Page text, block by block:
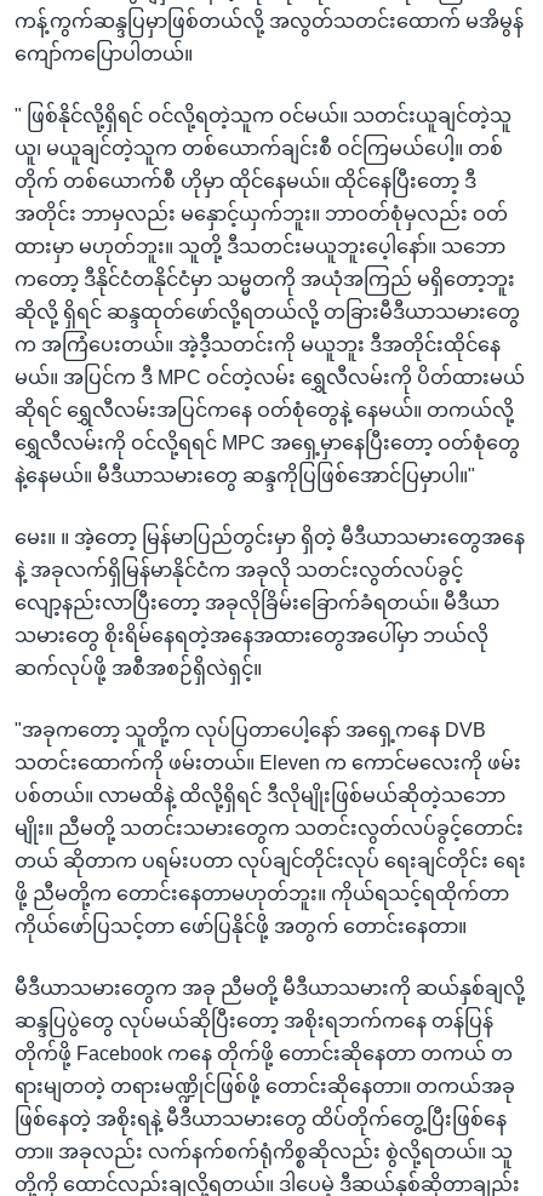
ကန့်ကွက်ဆန္ဒပြမှာဖြစ်တယ်လို့ အလွတ်သတင်းထောက် မအိမွန်
ကျော်ကပြောပါတယ်။
" ဖြစ်နိုင်လို့ရှိရင် ဝင်လို့ရတဲ့သူက ဝင်မယ်။ သတင်းယူချင်တဲ့သူ
ယူ၊ မယူချင်တဲ့သူက တစ်ယောက်ချင်းစီ ဝင်ကြမယ်ပေါ့။ တစ်
တိုက် တစ်ယောက်စီ ဟိုမှာ ထိုင်နေမယ်။ ထိုင်နေပြီးတော့ ဒီ
အတိုင်း ဘာမှလည်း မနှောင့်ယှက်ဘူး။ ဘာဝတ်စုံမှလည်း ဝတ်
ထားမှာ မဟုတ်ဘူး။ သူတို့ ဒီသတင်းမယူဘူးပေ့ါနော်။ သဘော
ကတော့ ဒီနိုင်ငံတနိုင်ငံမှာ သမ္မတကို အယုံအကြည် မရှိတော့ဘူး
ဆိုလို့ ရှိရင် ဆန္ဒထုတ်ဖော်လို့ရတယ်လို့ တခြားမီဒီယာသမားတွေ
က အကြံပေးတယ်။ အဲ့ဒီ့သတင်းကို မယူဘူး ဒီအတိုင်းထိုင်နေ
မယ်။ အပြင်က ဒီ MPC ဝင်တဲ့လမ်း ရွှေလီလမ်းကို ပိတ်ထားမယ်
ဆိုရင် ရွှေလီလမ်းအပြင်ကနေ ဝတ်စုံတွေနဲ့ နေမယ်။ တကယ်လို့
ရွှေလီလမ်းကို ဝင်လို့ရရင် MPC အရှေ့မှာနေပြီးတော့ ဝတ်စုံတွေ
နဲ့နေမယ်။ မီဒီယာသမားတွေ ဆန္ဒကိုပြဖြစ်အောင်ပြမှာပါ။"
မေး။ ။ အဲ့တော့ မြန်မာပြည်တွင်းမှာ ရှိတဲ့ မီဒီယာသမားတွေအနေ
နဲ့ အခုလက်ရှိမြန်မာနိုင်ငံက အခုလို သတင်းလွတ်လပ်ခွင့်
လျော့နည်းလာပြီးတော့ အခုလိုခြိမ်းခြောက်ခံရတယ်။ မီဒီယာ
သမားတွေ စိုးရိမ်နေရတဲ့အနေအထားတွေအပေါ်မှာ ဘယ်လို
ဆက်လုပ်ဖို့ အစီအစဉ်ရှိလဲရှင့်။
"အခုကတော့ သူတို့က လုပ်ပြတာပေါ့နော် အရှေ့ကနေ DVB
သတင်းထောက်ကို ဖမ်းတယ်။ Eleven က ကောင်မလေးကို ဖမ်း
ပစ်တယ်။ လာမထိနဲ့ ထိလို့ရှိရင် ဒီလိုမျိုးဖြစ်မယ်ဆိုတဲ့သဘော
မျိုး။ ညီမတို့ သတင်းသမားတွေက သတင်းလွတ်လပ်ခွင့်တောင်း
တယ် ဆိုတာက ပရမ်းပတာ လုပ်ချင်တိုင်းလုပ် ရေးချင်တိုင်း ရေး
ဖို့ ညီမတို့က တောင်းနေတာမဟုတ်ဘူး။ ကိုယ်ရသင့်ရထိုက်တာ
ကိုယ်ဖော်ပြသင့်တာ ဖော်ပြနိုင်ဖို့ အတွက် တောင်းနေတာ။
မီဒီယာသမားတွေက အခု ညီမတို့ မီဒီယာသမားကို ဆယ်နှစ်ချလို့
ဆန္ဒပြပွဲတွေ လုပ်မယ်ဆိုပြီးတော့ အစိုးရဘက်ကနေ တန်ပြန်
တိုက်ဖို့ Facebook ကနေ တိုက်ဖို့ တောင်းဆိုနေတာ တကယ် တ
ရားမျတတဲ့ တရားမဏ္ဍိုင်ဖြစ်ဖို့ တောင်းဆိုနေတာ။ တကယ်အခု
ဖြစ်နေတဲ့ အစိုးရနဲ့ မီဒီယာသမားတွေ ထိပ်တိုက်တွေ့ပြီးဖြစ်နေ
တာ။ အခုလည်း လက်နက်စက်ရုံကိစ္စဆိုလည်း စွဲလို့ရတယ်။ သူ
တို့ကို ထောင်လည်းချလို့ရတယ်။ ဒါပေမဲ့ ဒီဆယ်နှစ်ဆိုတာချည်း